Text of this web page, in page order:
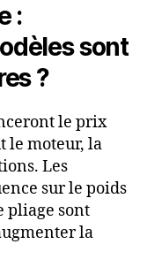
:
sont
?
le prix
le moteur, la
Les
sur le poids
pliage sont
la